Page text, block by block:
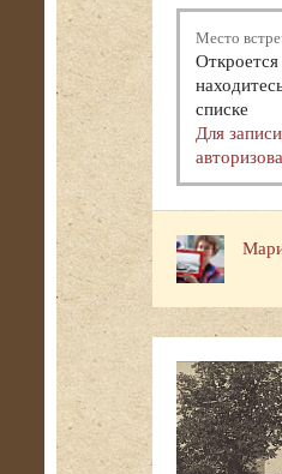
Место
списке
Для